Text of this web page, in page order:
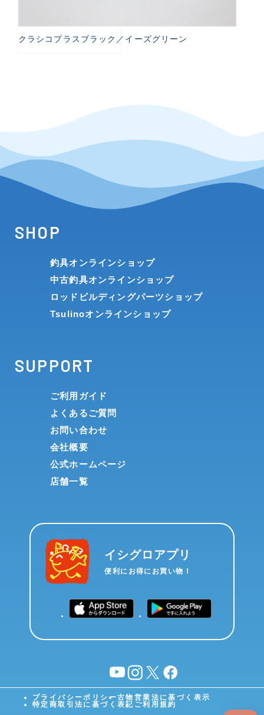
クラシコプラスブラック／イーズグリーン
SHOP
釣具オンラインショップ
中古釣具オンラインショップ
ロッドビルディングパーツショップ
Tsulinoオンラインショップ
SUPPORT
ご利用ガイド
よくあるご質問
お問い合わせ
会社概要
公式ホームページ
店舗一覧
イシグロアプリ
便利にお得にお買い物！
YouTubeinstagram
X facebook
プライバシーポリシー古物営業法に基づく表示
特定商取引法に基づく表記 ご利用規約